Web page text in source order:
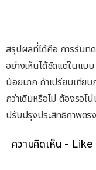
สรุปผลที่ได้คือ การรัน
อย่างเห็นได้ชัดแต่ในแบ
น้อยมาก ถ้าเปรียบเทียบ
กว่าเดิมหรือไม่ ต้องรอโ
ปรับปรุงประสิทธิภาพตร
ความคิดเห็น -